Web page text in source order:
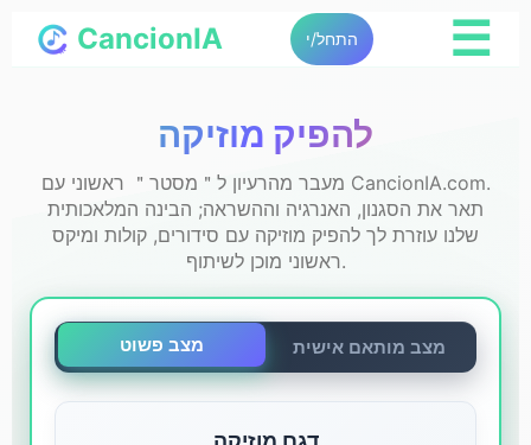
CancionIA התחל/י ☰
להפיק מוזיקה
מעבר מהרעיון ל＂מסטר＂ ראשוני עם CancionIA.com.
תאר את הסגנון, האנרגיה וההשראה; הבינה המלאכותית
שלנו עוזרת לך להפיק מוזיקה עם סידורים, קולות ומיקס
ראשוני מוכן לשיתוף.
מצב פשוט מצב מותאם אישית